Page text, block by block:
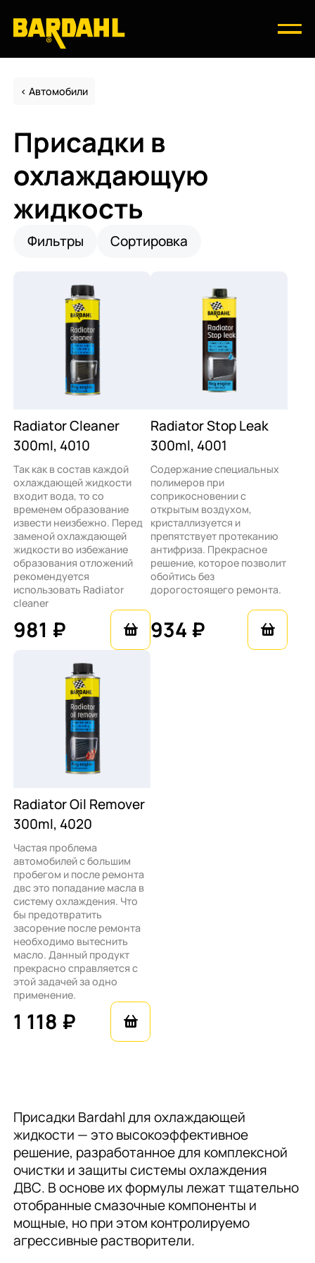
Автомобили
Присадки в
охлаждающую
жидкость
Фильтры Сортировка
Radiator Cleaner
300ml, 4010
Так как в состав каждой
охлаждающей жидкости
входит вода, то со
временем образование
извести неизбежно. Перед
заменой охлаждающей
жидкости во избежание
образования отложений
рекомендуется
использовать Radiator
cleaner
981 ₽
Radiator Stop Leak
300ml, 4001
Содержание специальных
полимеров при
соприкосновении с
открытым воздухом,
кристаллизуется и
препятствует протеканию
антифриза. Прекрасное
решение, которое позволит
обойтись без
дорогостоящего ремонта.
934 ₽
Radiator Oil Remover
300ml, 4020
Частая проблема
автомобилей с большим
пробегом и после ремонта
двс это попадание масла в
систему охлаждения. Что
бы предотвратить
засорение после ремонта
необходимо вытеснить
масло. Данный продукт
прекрасно справляется с
этой задачей за одно
применение.
1 118 ₽
Присадки Bardahl для охлаждающей
жидкости — это высокоэффективное
решение, разработанное для комплексной
очистки и защиты системы охлаждения
ДВС. В основе их формулы лежат тщательно
отобранные смазочные компоненты и
мощные, но при этом контролируемо
агрессивные растворители.